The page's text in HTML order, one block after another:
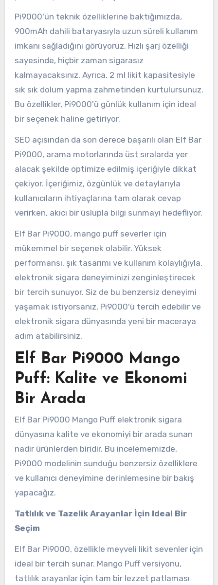
Pi9000'ün teknik özelliklerine baktığımızda,
900mAh dahili bataryasıyla uzun süreli kullanım
imkanı sağladığını görüyoruz. Hızlı şarj özelliği
sayesinde, hiçbir zaman sigarasız
kalmayacaksınız. Ayrıca, 2 ml likit kapasitesiyle
sık sık dolum yapma zahmetinden kurtulursunuz.
Bu özellikler, Pi9000'ü günlük kullanım için ideal
bir seçenek haline getiriyor.
SEO açısından da son derece başarılı olan Elf Bar
Pi9000, arama motorlarında üst sıralarda yer
alacak şekilde optimize edilmiş içeriğiyle dikkat
çekiyor. İçeriğimiz, özgünlük ve detaylarıyla
kullanıcıların ihtiyaçlarına tam olarak cevap
verirken, akıcı bir üslupla bilgi sunmayı hedefliyor.
Elf Bar Pi9000, mango puff severler için
mükemmel bir seçenek olabilir. Yüksek
performansı, şık tasarımı ve kullanım kolaylığıyla,
elektronik sigara deneyiminizi zenginleştirecek
bir tercih sunuyor. Siz de bu benzersiz deneyimi
yaşamak istiyorsanız, Pi9000'ü tercih edebilir ve
elektronik sigara dünyasında yeni bir maceraya
adım atabilirsiniz.
Elf Bar Pi9000 Mango
Puff: Kalite ve Ekonomi
Bir Arada
Elf Bar Pi9000 Mango Puff elektronik sigara
dünyasına kalite ve ekonomiyi bir arada sunan
nadir ürünlerden biridir. Bu incelememizde,
Pi9000 modelinin sunduğu benzersiz özelliklere
ve kullanıcı deneyimine derinlemesine bir bakış
yapacağız.
Tatlılık ve Tazelik Arayanlar İçin Ideal Bir
Seçim
Elf Bar Pi9000, özellikle meyveli likit sevenler için
ideal bir tercih sunar. Mango Puff versiyonu,
tatlılık arayanlar için tam bir lezzet patlaması